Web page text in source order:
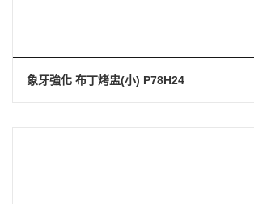
象牙強化 布丁烤盅(小) P78H24